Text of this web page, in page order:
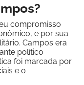
compromisso
e por sua
Campos era
político
foi marcada por
e o